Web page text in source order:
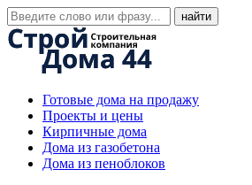
Готовые дома на продажу
Проекты и цены
Кирпичные дома
Дома из газобетона
Дома из пеноблоков